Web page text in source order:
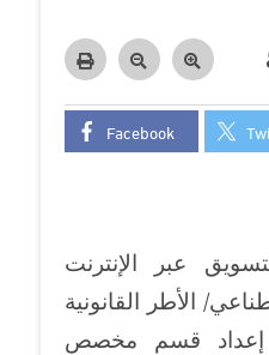
Facebook
عبر الإنترنت
الأطر القانونية
إعداد قسم مخصص